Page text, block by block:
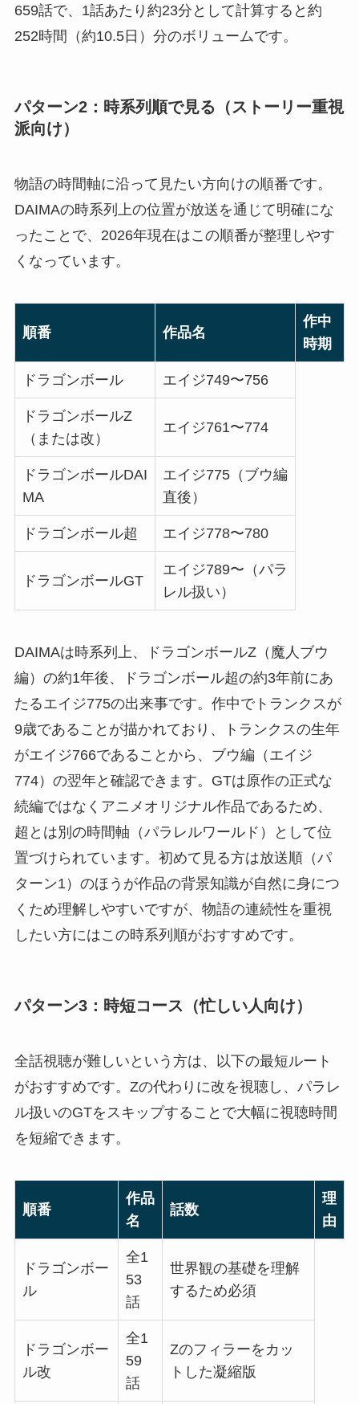
659話で、1話あたり約23分として計算すると約
252時間（約10.5日）分のボリュームです。
パターン2：時系列順で見る（ストーリー重視
派向け）
物語の時間軸に沿って見たい方向けの順番です。
DAIMAの時系列上の位置が放送を通じて明確にな
ったことで、2026年現在はこの順番が整理しやす
くなっています。
順番 作品名
作中
時期
ドラゴンボール エイジ749〜756
ドラゴンボールZ
（または改）
エイジ761〜774
ドラゴンボールDAI
MA
エイジ775（ブウ編
直後）
ドラゴンボール超 エイジ778〜780
ドラゴンボールGT
エイジ789〜（パラ
レル扱い）
DAIMAは時系列上、ドラゴンボールZ（魔人ブウ
編）の約1年後、ドラゴンボール超の約3年前にあ
たるエイジ775の出来事です。作中でトランクスが
9歳であることが描かれており、トランクスの生年
がエイジ766であることから、ブウ編（エイジ
774）の翌年と確認できます。GTは原作の正式な
続編ではなくアニメオリジナル作品であるため、
超とは別の時間軸（パラレルワールド）として位
置づけられています。初めて見る方は放送順（パ
ターン1）のほうが作品の背景知識が自然に身につ
くため理解しやすいですが、物語の連続性を重視
したい方にはこの時系列順がおすすめです。
パターン3：時短コース（忙しい人向け）
全話視聴が難しいという方は、以下の最短ルート
がおすすめです。Zの代わりに改を視聴し、パラレ
ル扱いのGTをスキップすることで大幅に視聴時間
を短縮できます。
順番
作品
名
話数
理
由
ドラゴンボー
ル
全1
53
話
世界観の基礎を理解
するため必須
ドラゴンボー
ル改
全1
59
話
Zのフィラーをカッ
トした凝縮版